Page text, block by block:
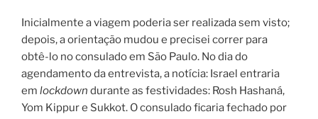
Inicialmente a viagem poderia ser realizada sem visto;
depois, a orientação mudou e precisei correr para
obtê-lo no consulado em São Paulo. No dia do
agendamento da entrevista, a notícia: Israel entraria
em lockdown durante as festividades: Rosh Hashaná,
Yom Kippur e Sukkot. O consulado ficaria fechado por